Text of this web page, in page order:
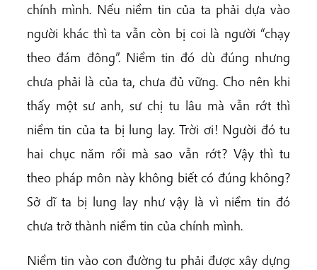
chính mình. Nếu niềm tin của ta phải dựa vào
người khác thì ta vẫn còn bị coi là người “chạy
theo đám đông”. Niềm tin đó dù đúng nhưng
chưa phải là của ta, chưa đủ vững. Cho nên khi
thấy một sư anh, sư chị tu lâu mà vẫn rớt thì
niềm tin của ta bị lung lay. Trời ơi! Người đó tu
hai chục năm rồi mà sao vẫn rớt? Vậy thì tu
theo pháp môn này không biết có đúng không?
Sở dĩ ta bị lung lay như vậy là vì niềm tin đó
chưa trở thành niềm tin của chính mình.
Niềm tin vào con đường tu phải được xây dựng